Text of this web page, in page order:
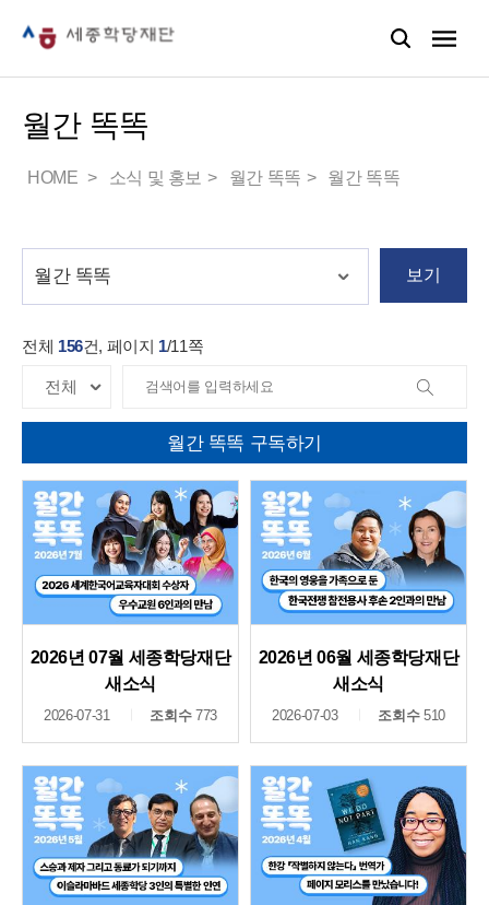
월간 똑똑
HOME 소식 및 홍보 월간 똑똑 월간 똑똑
보기
전체 156건, 페이지 1/11쪽
월간 똑똑 구독하기
2026년 07월 세종학당재단
새소식
2026-07-31 조회수773
2026년 06월 세종학당재단
새소식
2026-07-03 조회수510